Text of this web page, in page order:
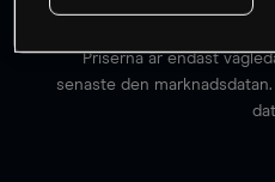
Priserna är endast
senaste den marknadsdatan.